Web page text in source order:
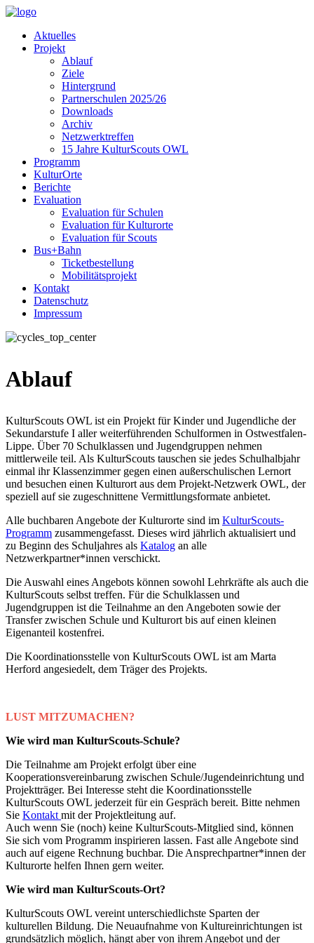
Aktuelles
Projekt
Ablauf
Ziele
Hintergrund
Partnerschulen 2025/26
Downloads
Archiv
Netzwerktreffen
15 Jahre KulturScouts OWL
Programm
KulturOrte
Berichte
Evaluation
Evaluation für Schulen
Evaluation für Kulturorte
Evaluation für Scouts
Bus+Bahn
Ticketbestellung
Mobilitätsprojekt
Kontakt
Datenschutz
Impressum
Ablauf
KulturScouts OWL ist ein Projekt für Kinder und Jugendliche der
Sekundarstufe I aller weiterführenden Schulformen in Ostwestfalen-
Lippe. Über 70 Schulklassen und Jugendgruppen nehmen
mittlerweile teil. Als KulturScouts tauschen sie jedes Schulhalbjahr
einmal ihr Klassenzimmer gegen einen außerschulischen Lernort
und besuchen einen Kulturort aus dem Projekt-Netzwerk OWL, der
speziell auf sie zugeschnittene Vermittlungsformate anbietet.
Alle buchbaren Angebote der Kulturorte sind im KulturScouts-
Programm zusammengefasst. Dieses wird jährlich aktualisiert und
zu Beginn des Schuljahres als Katalog an alle
Netzwerkpartner*innen verschickt.
Die Auswahl eines Angebots können sowohl Lehrkräfte als auch die
KulturScouts selbst treffen. Für die Schulklassen und
Jugendgruppen ist die Teilnahme an den Angeboten sowie der
Transfer zwischen Schule und Kulturort bis auf einen kleinen
Eigenanteil kostenfrei.
Die Koordinationsstelle von KulturScouts OWL ist am Marta
Herford angesiedelt, dem Träger des Projekts.
LUST MITZUMACHEN?
Wie wird man KulturScouts-Schule?
Die Teilnahme am Projekt erfolgt über eine
Kooperationsvereinbarung zwischen Schule/Jugendeinrichtung und
Projektträger. Bei Interesse steht die Koordinationsstelle
KulturScouts OWL jederzeit für ein Gespräch bereit. Bitte nehmen
Sie Kontakt mit der Projektleitung auf.
Auch wenn Sie (noch) keine KulturScouts-Mitglied sind, können
Sie sich vom Programm inspirieren lassen. Fast alle Angebote sind
auch auf eigene Rechnung buchbar. Die Ansprechpartner*innen der
Kulturorte helfen Ihnen gern weiter.
Wie wird man KulturScouts-Ort?
KulturScouts OWL vereint unterschiedlichste Sparten der
kulturellen Bildung. Die Neuaufnahme von Kultureinrichtungen ist
grundsätzlich möglich, hängt aber von ihrem Angebot und der